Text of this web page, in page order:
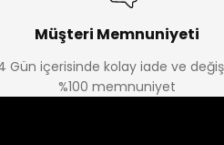
Müşteri Memnuniyeti
Gün içerisinde kolay iade ve
%100 memnuniyet